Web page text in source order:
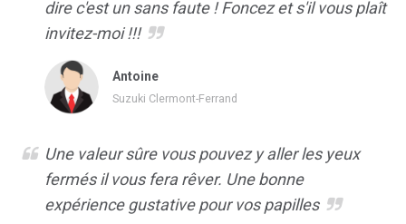
dire c'est un sans faute ! Foncez et s'il vous plaît
invitez-moi !!!
Antoine
Suzuki Clermont-Ferrand
Une valeur sûre vous pouvez y aller les yeux
fermés il vous fera rêver. Une bonne
expérience gustative pour vos papilles